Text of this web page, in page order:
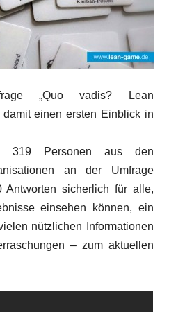
„Quo vadis? Lean
damit einen ersten Einblick in
319 Personen aus den
an der Umfrage
Antworten sicherlich für alle,
einsehen können, ein
nützlichen Informationen
– zum aktuellen